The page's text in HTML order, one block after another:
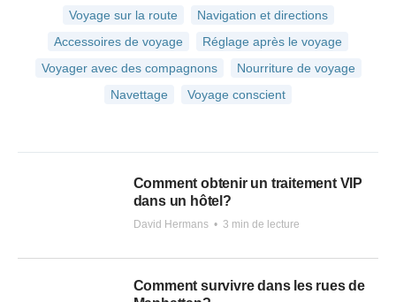
Voyage sur la route
Navigation et directions
Accessoires de voyage
Réglage après le voyage
Voyager avec des compagnons
Nourriture de voyage
Navettage
Voyage conscient
Comment obtenir un traitement VIP
dans un hôtel?
David Hermans • 3 min de lecture
Comment survivre dans les rues de